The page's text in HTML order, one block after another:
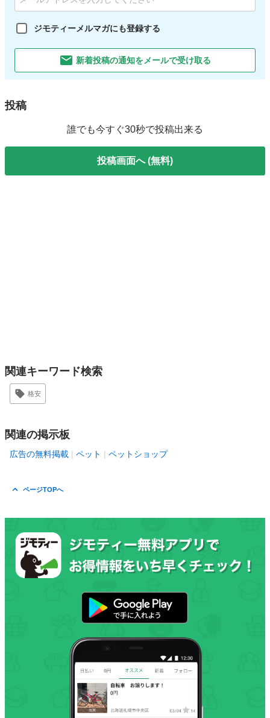
ジモティーメルマガにも登録する
新着投稿の通知をメールで受け取る
投稿
誰でも今すぐ30秒で投稿出来る
投稿画面へ (無料)
関連キーワード検索
格安
関連の掲示板
広告の無料掲載 ペット ペットショップ
ページTOPへ